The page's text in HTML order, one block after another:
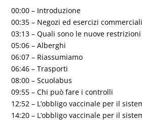
00:00 – Introduzione
00:35 – Negozi ed esercizi commerciali
03:13 – Quali sono le nuove restrizioni
05:06 – Alberghi
06:07 – Riassumiamo
06:46 – Trasporti
08:00 – Scuolabus
09:55 – Chi può fare i controlli
12:52 – L’obbligo vaccinale per il
14:20 – L’obbligo vaccinale per il